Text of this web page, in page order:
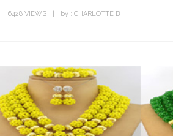
6428 VIEWS by : CHARLOTTE B